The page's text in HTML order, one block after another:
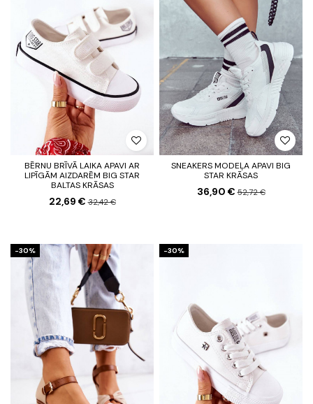
BĒRNU BRĪVĀ LAIKA APAVI AR
LIPĪGĀM AIZDARĒM BIG STAR
BALTAS KRĀSAS
22,69 €32,42 €
SNEAKERS MODEĻA APAVI BIG
STAR KRĀSAS
36,90 €52,72 €
-30% -30%